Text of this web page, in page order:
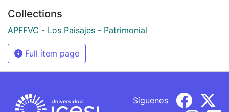
Collections
APFFVC - Los Paisajes - Patrimonial
Full item page
Síguenos